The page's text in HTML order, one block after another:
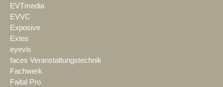
EVTmedia
EVVC
Exposive
Extes
eyevis
faces Veranstaltungstechnik
Fachwerk
Faital Pro